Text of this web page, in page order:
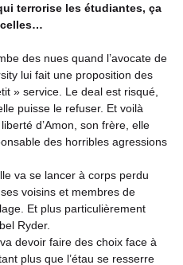
terrorise les étudiantes, ça
des nues quand l’avocate de
lui fait une proposition des
» service. Le deal est risqué,
puisse le refuser. Et voilà
d’Amon, son frère, elle
des horribles agressions
va se lancer à corps perdu
voisins et membres de
Et plus particulièrement
Ryder.
devoir faire des choix face à
plus que l’étau se resserre